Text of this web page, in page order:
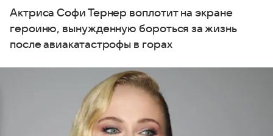
Актриса Софи Тернер воплотит на экране
героиню, вынужденную бороться за жизнь
после авиакатастрофы в горах